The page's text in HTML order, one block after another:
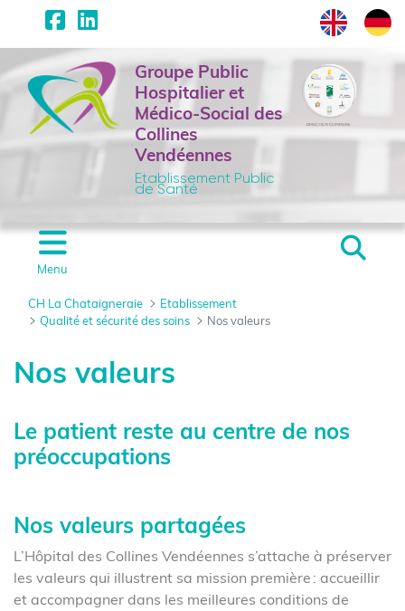
Saut au contenu principal
Groupe Public
Hospitalier et
Médico-Social des
Collines
Vendéennes
Etablissement Public
de Santé
Menu
CH La Chataigneraie
Etablissement
Qualité et sécurité des soins
Nos valeurs
Nos valeurs - CH La
Nos valeurs
Le patient reste au centre de nos
préoccupations
Nos valeurs partagées
L’Hôpital des Collines Vendéennes s’attache à préserver
les valeurs qui illustrent sa mission première : accueillir
et accompagner dans les meilleures conditions de
Panneau de gestion des cookies